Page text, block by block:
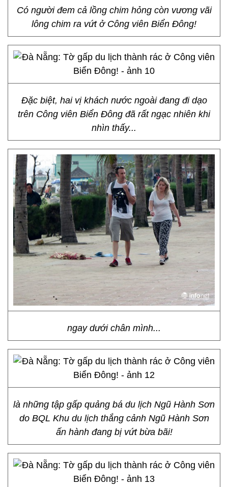
Có người đem cả lồng chim hỏng còn vương vãi
lông chim ra vứt ở Công viên Biển Đông!
Đặc biệt, hai vị khách nước ngoài đang đi dạo
trên Công viên Biển Đông đã rất ngạc nhiên khi
nhìn thấy...
ngay dưới chân mình...
là những tập gấp quảng bá du lịch Ngũ Hành Sơn
do BQL Khu du lịch thắng cảnh Ngũ Hành Sơn
ấn hành đang bị vứt bừa bãi!